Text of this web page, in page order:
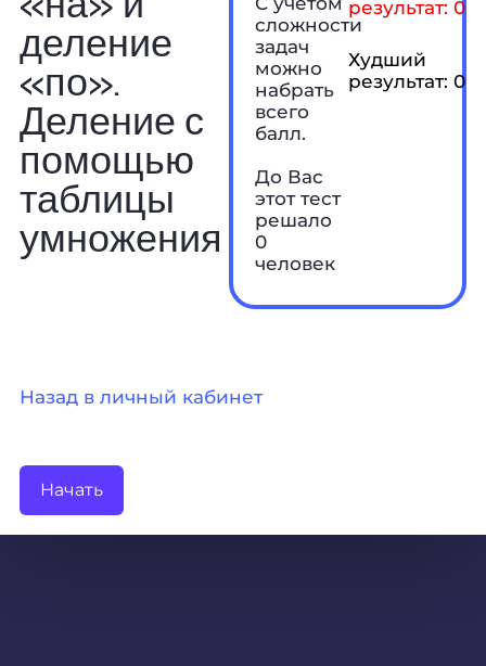
деление
«по».
Деление с
помощью
таблицы
умножения
сложности
задач
можно
набрать
всего
балл.
До Вас
этот тест
решало
0
человек
результат: 0
Худший
результат: 0
Назад в личный кабинет
Начать